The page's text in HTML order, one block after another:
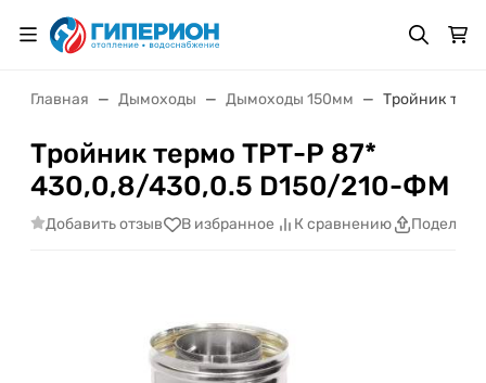
Главная Дымоходы Дымоходы 150мм Тройник
Тройник термо ТРТ-Р 87*
430,0,8/430,0.5 D150/210-ФМ
Добавить отзыв В избранное К сравнению